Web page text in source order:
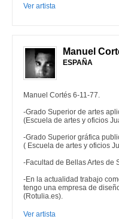
Ver artista
Manuel
ESPAÑA
Manuel Cortés 6-11-77.
-Grado Superior de artes
(Escuela de artes y oficios
-Grado Superior gráfica
( Escuela de artes y oficios
-Facultad de Bellas Artes de
-En la actualidad trabajo
tengo una empresa de
(Rotulia.es).
Ver artista